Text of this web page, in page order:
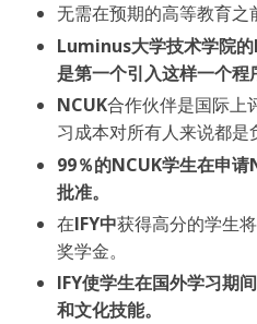
无需在预期的高等教育之
Luminus大学技术学院的
是第一个引入这样一个程
NCUK合作伙伴是国际上
习成本对所有人来说都是
99％的NCUK学生在申
批准。
在IFY中获得高分的学生
奖学金。
IFY使学生在国外学习期
和文化技能。